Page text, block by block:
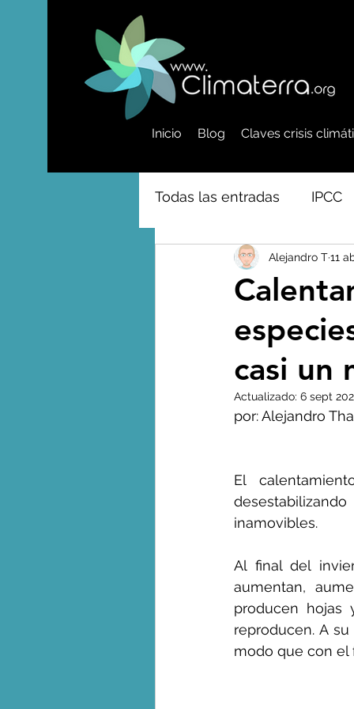
Inicio Blog Claves crisis
Todas las entradas IPCC
Activismo - Greta -
Amazonas - Selvas
Combustibles fósiles
Crisis global-Colapso -
Ecoansiedad -
casi un
Alejandro T11
Actualizado: 6 sept
por: Alejandro
El
inamovibles.
Al final del
aumentan,
producen
reproducen. A
modo que con el